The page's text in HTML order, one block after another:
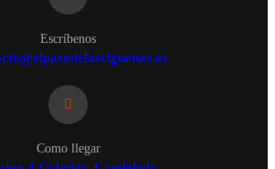
Escríbenos
Como llegar